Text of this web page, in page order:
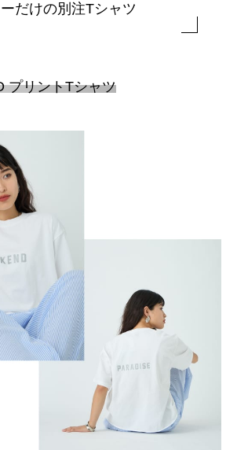
ーだけの別注Tシャツ
プリントTシャツ